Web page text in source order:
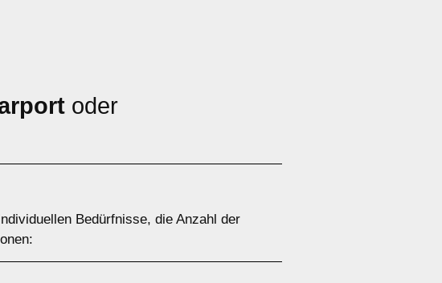
oder
Bedürfnisse, die Anzahl der